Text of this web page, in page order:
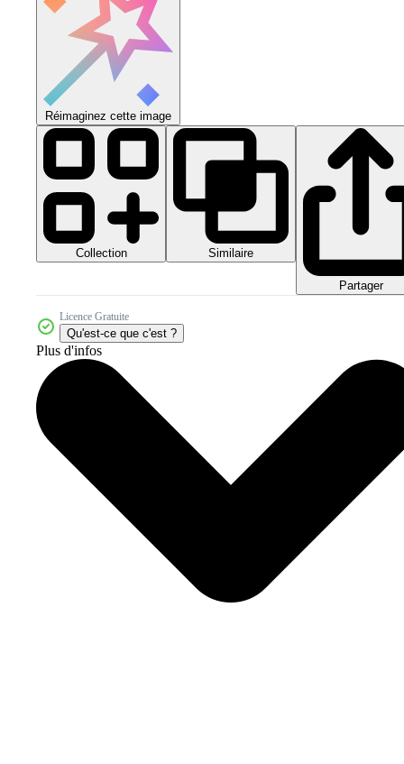
Réimaginez cette image
Collection Similaire
Partager
Licence Gratuite
Qu'est-ce que c'est ?
Plus d'infos